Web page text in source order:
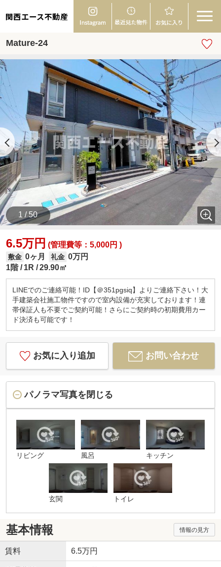
関西エース不動産
Mature-24
1 / 50
6.5万円 (管理費等：5,000円 )
敷金 0ヶ月 礼金 0万円
1階
1R 29.90㎡
LINEでのご連絡可能！ID【＠351pgsiq】よりご連絡下さい！大
手建築会社施工物件ですので室内設備が充実しております！連
帯保証人も不要でご契約可能！さらにご契約時の初期費用カー
ド決済も可能です！
お気に入り追加 お問い合わせ
パノラマ写真を閉じる
リビング 風呂 キッチン
玄関 トイレ
基本情報 情報の見方
賃料 6.5万円